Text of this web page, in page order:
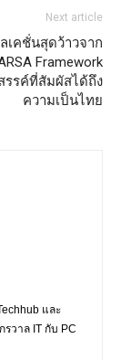
Next article
เคชั่นสุดว้าวจาก
Framework
รรค์ที่สัมผัสได้ถึง
ความเป็นไทย
และ
วาล IT กับ PC